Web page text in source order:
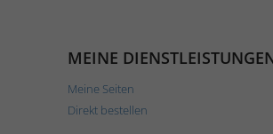
MEINE
Meine Seiten
Direkt bestellen